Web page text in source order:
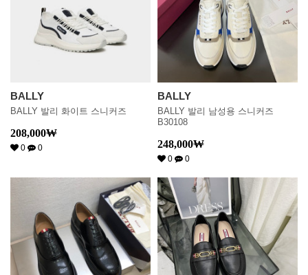
BALLY
BALLY 발리 화이트 스니커즈
208,000₩
0 0
BALLY
BALLY 발리 남성용 스니커즈
B30108
248,000₩
0 0